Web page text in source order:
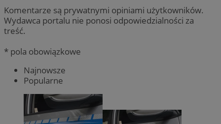
Komentarze są prywatnymi opiniami użytkowników.
Wydawca portalu nie ponosi odpowiedzialności za
treść.
* pola obowiązkowe
Najnowsze
Popularne